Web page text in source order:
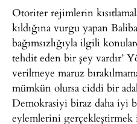
Otoriter rejimlerin
kıldığına vurgu yapan
bağımsızlığıyla ilgili
tehdit eden bir şey vardır’
verilmeye maruz
mümkün olursa ciddi bir
Demokrasiyi biraz daha iyi
eylemlerini